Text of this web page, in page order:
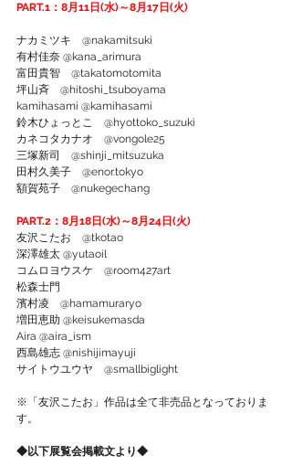
PART.1：8月11日(水)～8月17日(火)
ナカミツキ　@nakamitsuki
有村佳奈 @kana_arimura
富田貴智　@takatomotomita
坪山斉　@hitoshi_tsuboyama
kamihasami @kamihasami
鈴木ひょっとこ　@hyottoko_suzuki
カネコタカナオ　@vongole25
三塚新司　@shinji_mitsuzuka
田村久美子　@enor.tokyo
額賀苑子　@nukegechang
PART.2：8月18日(水)～8月24日(火)
友沢こたお　@tkotao
深澤雄太 @yutaoil
コムロヨウスケ　@room427art
松森士門
濱村凌　@hamamuraryo
増田恵助 @keisukemasda
Aira @aira_ism
西島雄志 @nishijimayuji
サイトウユウヤ　@smallbiglight
※「友沢こたお」作品は全て非売品となっておりま
す。
◆以下展覧会掲載文より◆